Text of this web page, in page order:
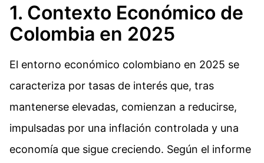
1. Contexto Económico de
Colombia en 2025
El entorno económico colombiano en 2025 se
caracteriza por tasas de interés que, tras
mantenerse elevadas, comienzan a reducirse,
impulsadas por una inflación controlada y una
economía que sigue creciendo. Según el informe